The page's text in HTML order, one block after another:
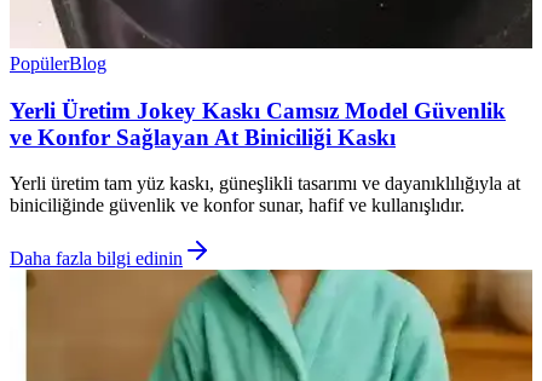
PopülerBlog
Yerli Üretim Jokey Kaskı Camsız Model Güvenlik
ve Konfor Sağlayan At Biniciliği Kaskı
Yerli üretim tam yüz kaskı, güneşlikli tasarımı ve dayanıklılığıyla at
biniciliğinde güvenlik ve konfor sunar, hafif ve kullanışlıdır.
Daha fazla bilgi edinin